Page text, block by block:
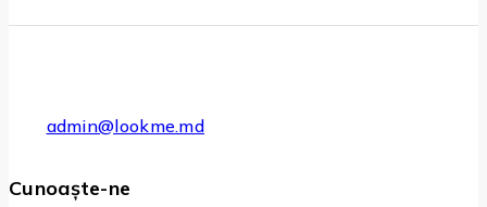
admin@lookme.md
Cunoaște-ne